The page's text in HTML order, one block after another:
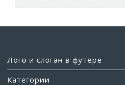
Лого и слоган в футере
Категории